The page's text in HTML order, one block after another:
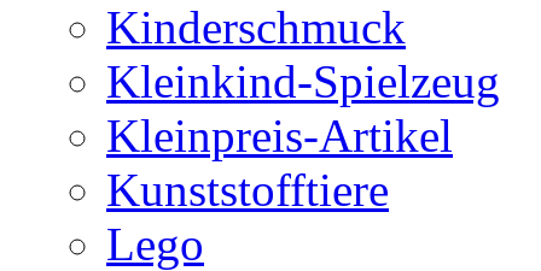
Kinderschmuck
Kleinkind-Spielzeug
Kleinpreis-Artikel
Kunststofftiere
Lego